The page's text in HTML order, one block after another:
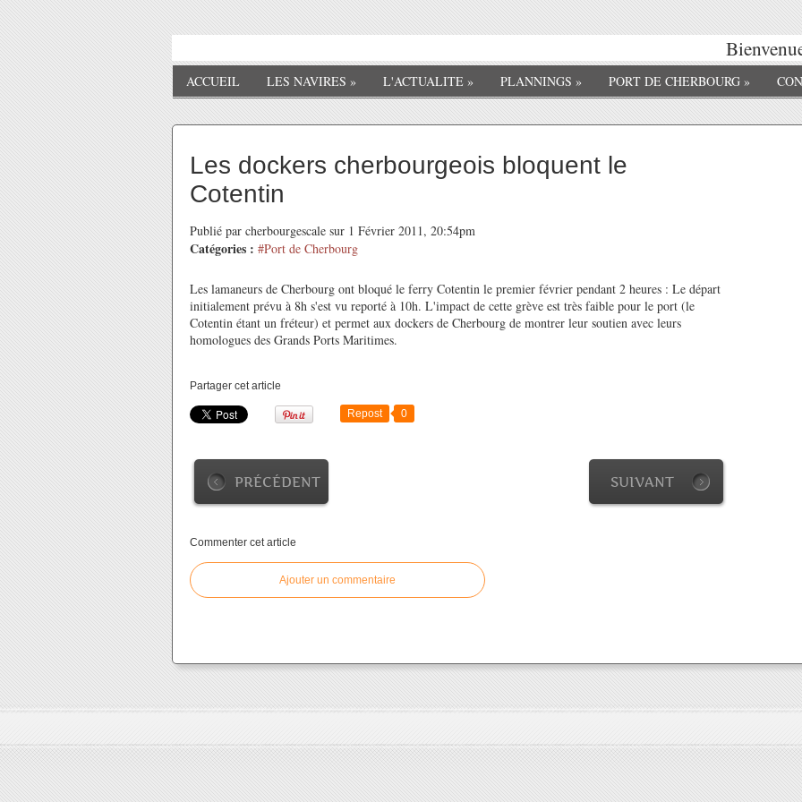
ACCUEIL LES NAVIRES » L'ACTUALITE » PLANNINGS » PORT DE CHERBOURG »
Les dockers cherbourgeois bloquent le
Cotentin
Publié par cherbourgescale sur 1 Février 2011, 20:54pm
Catégories : #Port de Cherbourg
Les lamaneurs de Cherbourg ont bloqué le ferry Cotentin le premier février pendant 2 heures : Le départ
initialement prévu à 8h s'est vu reporté à 10h. L'impact de cette grève est très faible pour le port (le
Cotentin étant un fréteur) et permet aux dockers de Cherbourg de montrer leur soutien avec leurs
homologues des Grands Ports Maritimes.
Partager cet article
Repost 0
PRÉCÉDENT SUIVANT
Commenter cet article
Ajouter un commentaire